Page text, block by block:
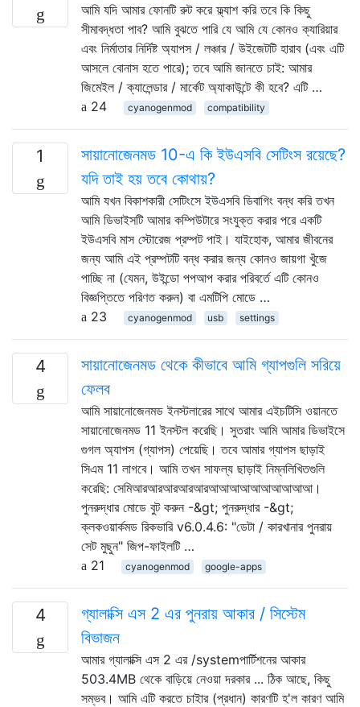
আমি যদি আমার ফোনটি রুট করে ফ্ল্যাশ করি তবে কি কিছু
সীমাবদ্ধতা পাব? আমি বুঝতে পারি যে আমি যে কোনও ক্যারিয়ার
এবং নির্মাতার নির্দিষ্ট অ্যাপস / লঞ্চার / উইজেটটি হারাব (এবং এটি
আসলে বোনাস হতে পারে); তবে আমি জানতে চাই: আমার
জিমেইল / ক্যালেন্ডার / মার্কেট অ্যাকাউন্টে কী হবে? এটি …
24
cyanogenmod compatibility
1
সায়ানোজেনমড 10-এ কি ইউএসবি সেটিংস রয়েছে?
যদি তাই হয় তবে কোথায়?
আমি যখন বিকাশকারী সেটিংসে ইউএসবি ডিবাগিং বন্ধ করি তখন
আমি ডিভাইসটি আমার কম্পিউটারে সংযুক্ত করার পরে একটি
ইউএসবি মাস স্টোরেজ প্রম্পট পাই। যাইহোক, আমার জীবনের
জন্য আমি এই প্রম্পটটি বন্ধ করার জন্য কোনও জায়গা খুঁজে
পাচ্ছি না (যেমন, উইন্ডো পপআপ করার পরিবর্তে এটি কোনও
বিজ্ঞপ্তিতে পরিণত করুন) বা এমটিপি মোডে …
23
cyanogenmod usb settings
4
সায়ানোজেনমড থেকে কীভাবে আমি গ্যাপগুলি সরিয়ে
ফেলব
আমি সায়ানোজেনমড ইনস্টলারের সাথে আমার এইচটিসি ওয়ানতে
সায়ানোজেনমড 11 ইনস্টল করেছি। সুতরাং আমি আমার ডিভাইসে
গুগল অ্যাপস (গ্যাপস) পেয়েছি। তবে আমার গ্যাপস ছাড়াই
সিএম 11 লাগবে। আমি তখন সাফল্য ছাড়াই নিম্নলিখিতগুলি
করেছি: সেমিআরআরআরআরআরআআআআআআআআআআ।
পুনরুদ্ধার মোডে বুট করুন -&gt; পুনরুদ্ধার -&gt;
ক্লকওয়ার্কমড রিকভারি v6.0.4.6: "ডেটা / কারখানার পুনরায়
সেট মুছুন" জিপ-ফাইলটি …
21
cyanogenmod google-apps
4
গ্যালাক্সি এস 2 এর পুনরায় আকার / সিস্টেম
বিভাজন
আমার গ্যালাক্সি এস 2 এর /systemপার্টিশনের আকার
503.4MB থেকে বাড়িয়ে নেওয়া দরকার ... ঠিক আছে, কিছু
সম্ভব। আমি এটি করতে চাইার (প্রধান) কারণটি হ'ল কারণ আমি